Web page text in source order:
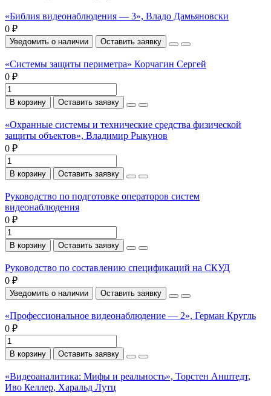
«Библия видеонаблюдения — 3», Владо Дамьяновски
0 ₽
Уведомить о наличии Оставить заявку
«Системы защиты периметра» Корчагин Сергей
0 ₽
В корзину Оставить заявку
«Охранные системы и технические средства физической
защиты объектов», Владимир Рыкунов
0 ₽
В корзину Оставить заявку
Руководство по подготовке операторов систем
видеонаблюдения
0 ₽
В корзину Оставить заявку
Руководство по составлению спецификаций на СКУД
0 ₽
Уведомить о наличии Оставить заявку
«Профессиональное видеонаблюдение — 2», Герман Кругль
0 ₽
В корзину Оставить заявку
«Видеоаналитика: Мифы и реальность», Торстен Анштедт,
Иво Келлер, Харальд Лутц